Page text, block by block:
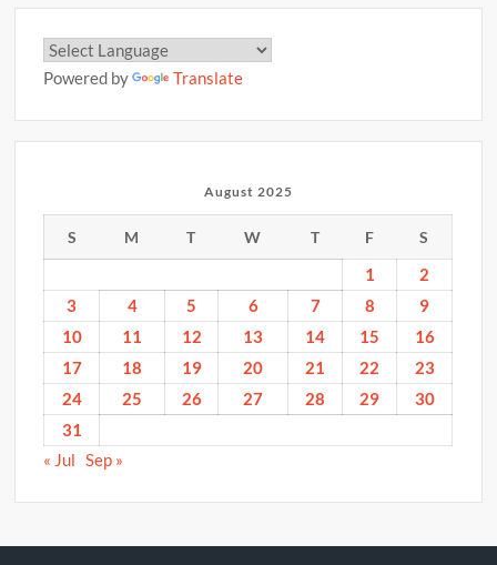
Powered by Translate
August 2025
S M T W T F S
1
2
3
4 5 6 7 8
9
10
11 12 13 14 15
16
17
18 19 20 21 22
23
24
25 26 27 28 29
30
31
« Jul Sep »